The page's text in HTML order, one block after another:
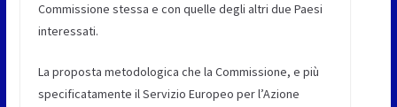
Commissione stessa e con quelle degli altri due Paesi
interessati.
La proposta metodologica che la Commissione, e più
specificatamente il Servizio Europeo per l’Azione